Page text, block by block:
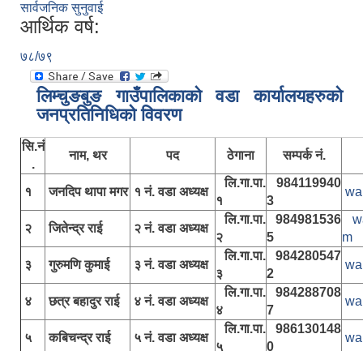
सार्वजनिक सुनुवाई
आर्थिक वर्ष:
७८/७९
लिम्चुङबुङ गाउँपालिकाकाे वडा कार्यालयहरुकाे
जनप्रतिनिधिकाे विवरण
सि.नं
.
नाम, थर पद ठेगाना सम्पर्क नं.
१ जनदिप थापा मगर १ नं. वडा अध्यक्ष
लि.गा.पा.
१
984119940
3
२ जितेन्द्र राई २ नं. वडा अध्यक्ष
लि.गा.पा.
२
984981536
5
m
३
गुरुमणि कुमाई ३ नं. वडा अध्यक्ष
लि.गा.पा.
३
984280547
2
४ छत्र बहादुर राई ४ नं. वडा अध्यक्ष
लि.गा.पा.
४
984288708
7
५ कबिचन्द्र राई ५ नं. वडा अध्यक्ष
लि.गा.पा.
५
986130148
0